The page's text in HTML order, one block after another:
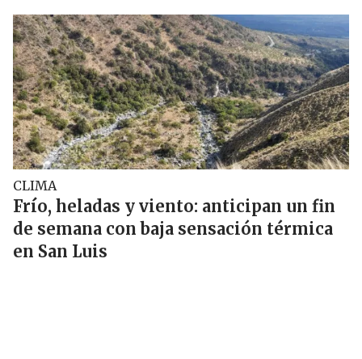
CLIMA
Frío, heladas y viento: anticipan un fin
de semana con baja sensación térmica
en San Luis